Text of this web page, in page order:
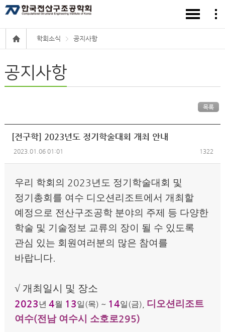
학회소식 공지사항
공지사항
목록
[전구학] 2023년도 정기학술대회 개최 안내
2023.01.06 01:01 1322
우리 학회의 2023년도 정기학술대회 및
정기총회를 여수 디오션리조트에서 개최할
예정으로 전산구조공학 분야의 주제 등 다양한
학술 및 기술정보 교류의 장이 될 수 있도록
관심 있는 회원여러분의 많은 참여를
바랍니다
√ 개최일시 및 장소
2023 년 4월 13일 (목) ~ 14일 (금), 디오션리조트
여수(전남 여수시 소호로295)